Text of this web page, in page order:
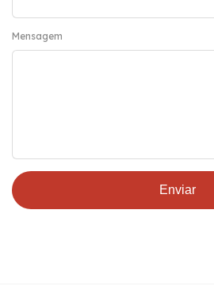
Mensagem
Enviar